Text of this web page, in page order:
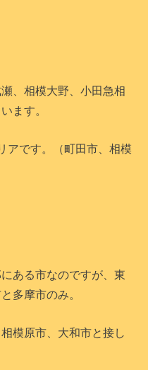
、相模大野、小田急相
ます。
アです。（町田市、相模
ある市なのですが、東
多摩市のみ。
模原市、大和市と接し